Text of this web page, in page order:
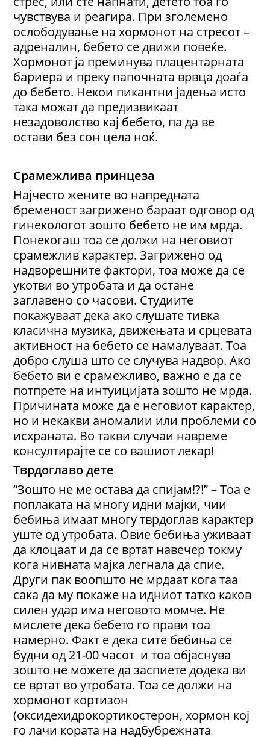
чувствува и реагира. При зголемено
ослободување на хормонот на стресот –
адреналин, бебето се движи повеќе.
Хормонот ја преминува плацентарната
бариера и преку папочната врвца доаѓа
до бебето. Некои пикантни јадења исто
така можат да предизвикаат
незадоволство кај бебето, па да ве
остави без сон цела ноќ.
Срамежлива принцеза
Најчесто жените во напредната
бременост загрижено бараат одговор од
гинекологот зошто бебето не им мрда.
Понекогаш тоа се должи на неговиот
срамежлив карактер. Загрижено од
надворешните фактори, тоа може да се
укотви во утробата и да остане
заглавено со часови. Студиите
покажуваат дека ако слушате тивка
класична музика, движењата и срцевата
активност на бебето се намалуваат. Тоа
добро слуша што се случува надвор. Ако
бебето ви е срамежливо, важно е да се
потпрете на интуицијата зошто не мрда.
Причината може да е неговиот карактер,
но и некакви аномалии или проблеми со
исхраната. Во такви случаи навреме
консултирајте се со вашиот лекар!
Тврдоглаво дете
“Зошто не ме остава да спијам!?!” – Тоа е
поплаката на многу идни мајки, чии
бебиња имаат многу тврдоглав карактер
уште од утробата. Овие бебиња уживаат
да клоцаат и да се вртат навечер токму
кога нивната мајка легнала да спие.
Други пак воопшто не мрдаат кога таа
сака да му покаже на идниот татко каков
силен удар има неговото момче. Не
мислете дека бебето го прави тоа
намерно. Факт е дека сите бебиња се
будни од 21-00 часот и тоа објаснува
зошто не можете да заспиете додека ви
се вртат во утробата. Тоа се должи на
хормонот кортизон
(оксидехидрокортикостерон, хормон кој
го лачи кората на надбубрежната